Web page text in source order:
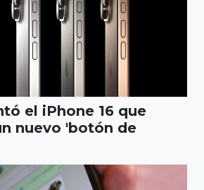
el iPhone 16 que
nuevo 'botón de